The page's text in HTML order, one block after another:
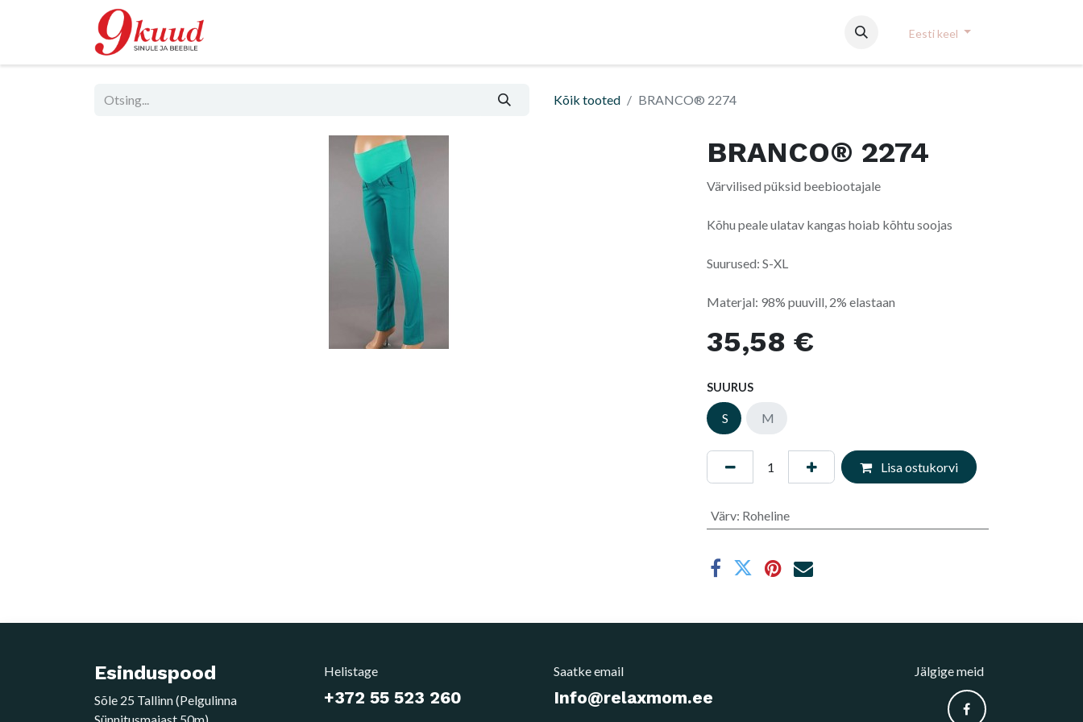
Eesti keel
Kõik tooted BRANCO® 2274
BRANCO® 2274
Värvilised püksid beebiootajale
Kõhu peale ulatav kangas hoiab kõhtu soojas
Suurused: S-XL
Materjal: 98% puuvill, 2% elastaan
35,58 €
SUURUS
S M
Lisa ostukorvi
Värv: Roheline
Esinduspood
Sõle 25 Tallinn (Pelgulinna
Helistage
+372 55 523 260
Saatke email
Info@relaxmom.ee
Jälgige meid